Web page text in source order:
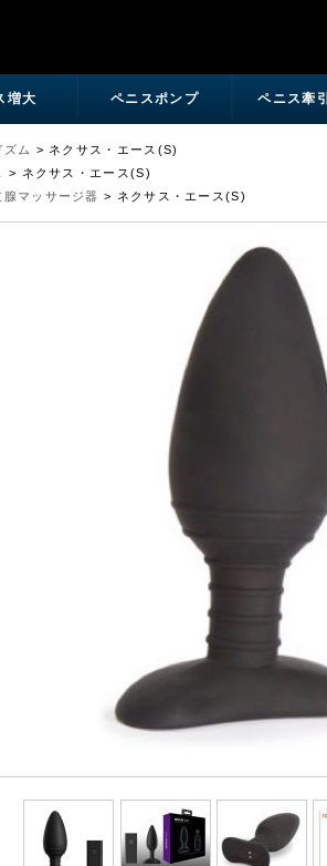
増大 ペニスポンプ ペニス牽
ズム >ネクサス・エース(S)
> ネクサス・エース(S)
腺マッサージ器 > ネクサス・エース(S)